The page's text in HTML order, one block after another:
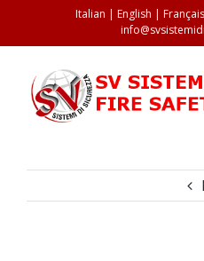
Italian | English | Français